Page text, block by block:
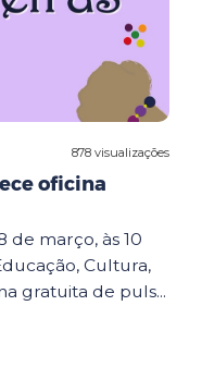
878 visualizações
oficina
de março, às 10
Cultura,
gratuita de puls...